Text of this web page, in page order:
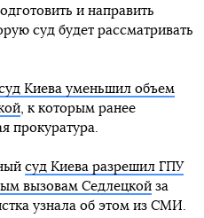
и направить
суд будет рассматривать
Киева уменьшил объем
, к которым ранее
прокуратура.
суд Киева разрешил ГПУ
вызовам Седлецкой за
узнала об этом из СМИ.